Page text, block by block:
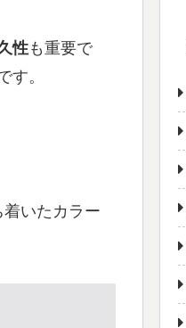
性も重要で
す。
いたカラー